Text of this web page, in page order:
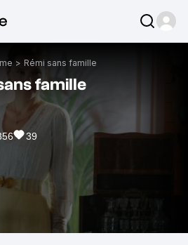
> Rémi sans famille
famille
39